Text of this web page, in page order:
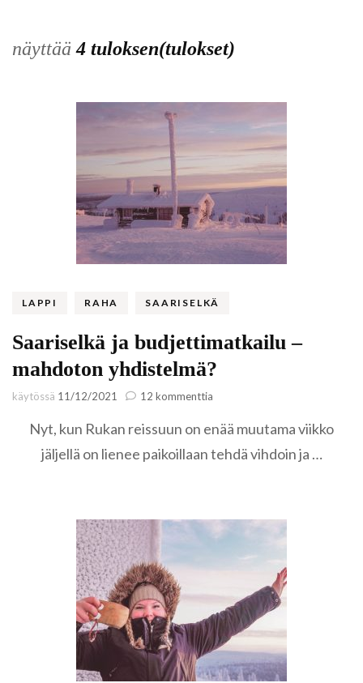
näyttää4 tuloksen(tulokset)
LAPPI RAHA SAARISELKÄ
Saariselkä ja budjettimatkailu –
mahdoton yhdistelmä?
käytössä 11/12/2021 12 kommenttia
ja
–
Nyt, kun Rukan reissuun on enää muutama viikko
jäljellä on lienee paikoillaan tehdä vihdoin ja …